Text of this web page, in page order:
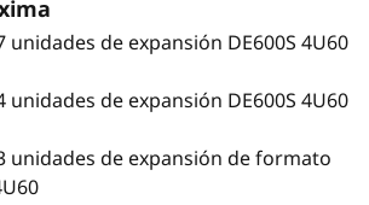
capacidad en constante
unidades de expansión DE600S 4U60
unidades de expansión DE600S 4U60
unidades de expansión de formato